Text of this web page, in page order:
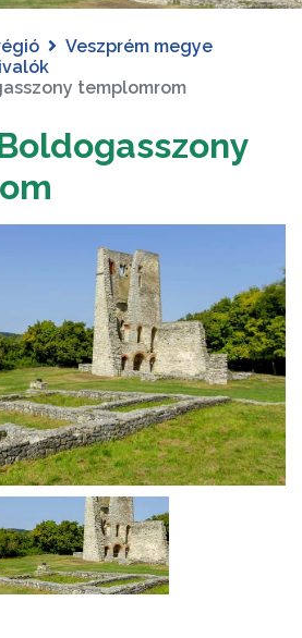
Veszprém megye
templomrom